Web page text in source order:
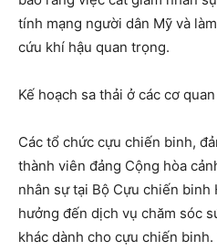
tính mạng người dân Mỹ và
cứu khí hậu quan trọng.
Kế hoạch sa thải ở các cơ
Các tổ chức cựu chiến binh,
thành viên đảng Cộng hòa
nhân sự tại Bộ Cựu chiến binh
hưởng đến dịch vụ chăm sóc
khác dành cho cựu chiến